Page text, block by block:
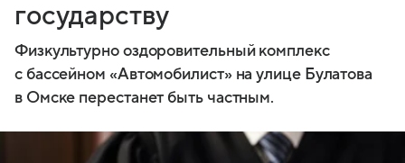
государству
Физкультурно оздоровительный комплекс
с бассейном «Автомобилист» на улице Булатова
в Омске перестанет быть частным.